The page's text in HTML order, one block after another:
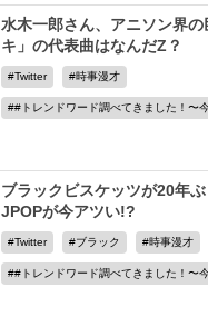
水木一郎さん、アニソン界
キ」の代表曲はなんだZ？
Twitter 時事漫才
#トレンドワード調べてきました！〜
ブラックビスケッツが20年
JPOPが今アツい!?
Twitter ブラック 時事漫才
#トレンドワード調べてきました！〜